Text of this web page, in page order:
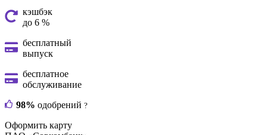
кэшбэк
до 6 %
бесплатный
выпуск
бесплатное
обслуживание
98% одобрений ?
Оформить карту